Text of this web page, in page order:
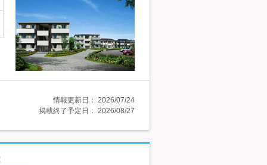
情報更新日： 2026/07/24
掲載終了予定日： 2026/08/27